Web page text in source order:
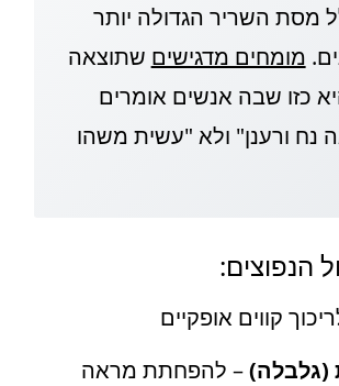
מסת השריר הגדולה יותר
מומחים מדגישים שתוצאה
כזו שבה אנשים אומרים
נח ורענן" ולא "עשית משהו
הנפוצים:
קווים אופקיים
(גלבלה)– להפחתת מראה